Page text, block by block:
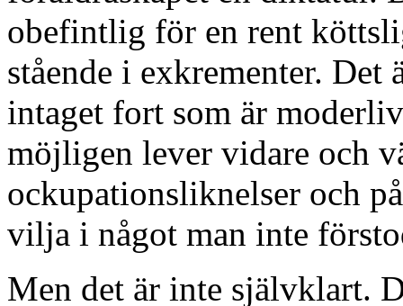
obefintlig för en rent
stående i exkrementer. Det
intaget fort som är
möjligen lever vidare och
ockupationsliknelser och
vilja i något man inte
Men det är inte självklart.